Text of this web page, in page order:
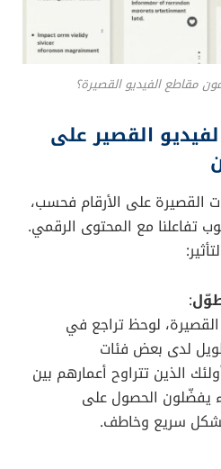
ما يُشبه “تشتت
ضخامة المعلومات والمنشورات
فإنّ مقطعًا قصيرًا يحتوي
وإنستغرام إنشاء محتوى
الموسيقى والمؤثرات
يناسب الحياة العصرية
فلا يحتاج المستخدم إلى